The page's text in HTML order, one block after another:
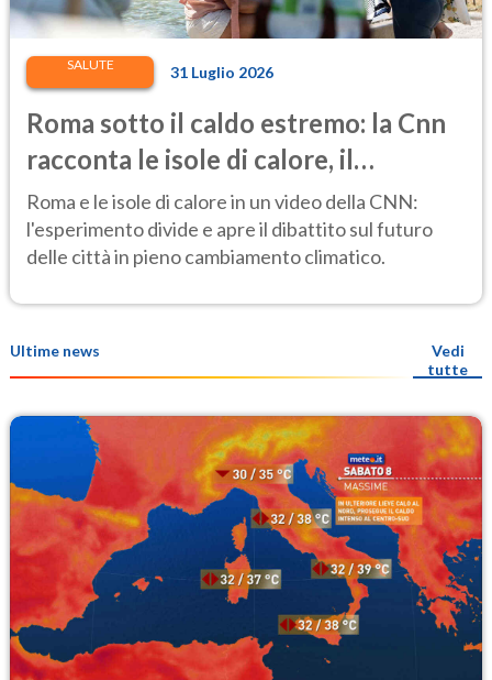
SALUTE 31 Luglio 2026
Roma sotto il caldo estremo: la Cnn
racconta le isole di calore, il
progetto di piazza Risorgimento al
banco di prova
Roma e le isole di calore in un video della CNN:
l'esperimento divide e apre il dibattito sul futuro
delle città in pieno cambiamento climatico.
Ultime news
Vedi
tutte